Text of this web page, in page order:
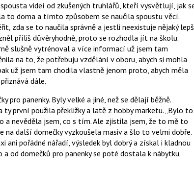
videí od zkušených truhlářů, kteří vysvětlují, jak
to doma a tímto způsobem se naučila spoustu věcí.
zda se to naučila správně a jestli neexistuje nějaký
příliš důvěryhodně, proto se rozhodla jít na školu.
slušně vytrénoval a více informací už jsem tam
na to, že potřebuju vzdělání v oboru, abych si mohla
už jsem tam chodila vlastně jenom proto, abych měla
přiznává dále.
pro panenky. Byly velké a jiné, než se dělají běžně.
ty první použila překližky a latě z hobby marketu. Bylo to
a nevěděla jsem, co s tím. Ale zjistila jsem, že to mě to
na další domečky vyzkoušela masiv a šlo to velmi dobře.
ani pořádné nářadí, výsledek byl dobrý a získal i kladnou
od domečků pro panenky se poté dostala k nábytku.